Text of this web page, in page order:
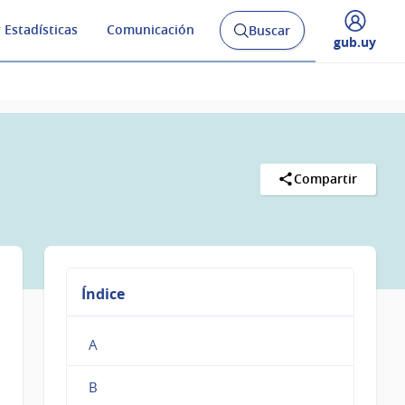
Estadísticas Comunicación
Abrir
buscador
Buscar
Desplegar
gub.uy
Compartir
Índice
A
B